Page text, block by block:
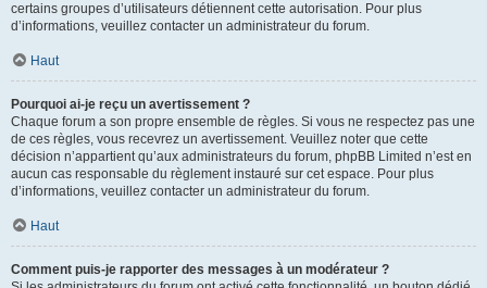
certains groupes d’utilisateurs détiennent cette autorisation. Pour plus
d’informations, veuillez contacter un administrateur du forum.
Haut
Pourquoi ai-je reçu un avertissement ?
Chaque forum a son propre ensemble de règles. Si vous ne respectez pas une
de ces règles, vous recevrez un avertissement. Veuillez noter que cette
décision n’appartient qu’aux administrateurs du forum, phpBB Limited n’est en
aucun cas responsable du règlement instauré sur cet espace. Pour plus
d’informations, veuillez contacter un administrateur du forum.
Haut
Comment puis-je rapporter des messages à un modérateur ?